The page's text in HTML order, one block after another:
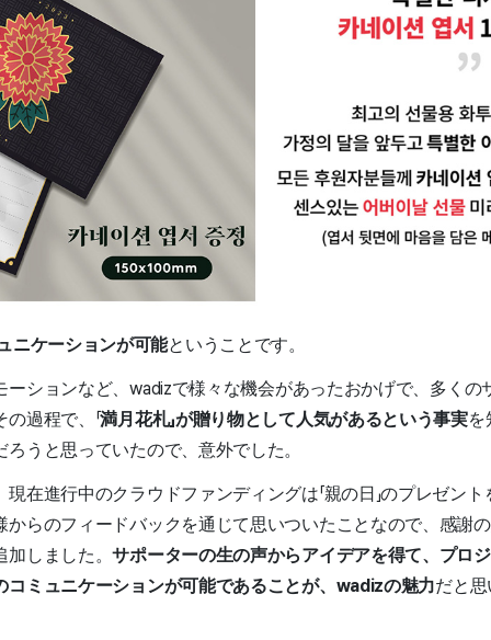
ニケーションが可能ということです。
ーションなど、wadizで様々な機会があったおかげで、多くの
過程で、「満月花札」が贈り物として人気があるという事実を
うと思っていたので、意外でした。
在進行中のクラウドファンディングは「親の日」のプレゼン
からのフィードバックを通じて思いついたことなので、感謝
加しました。サポーターの生の声からアイデアを得て、プロ
コミュニケーションが可能であることが、wadizの魅力だと